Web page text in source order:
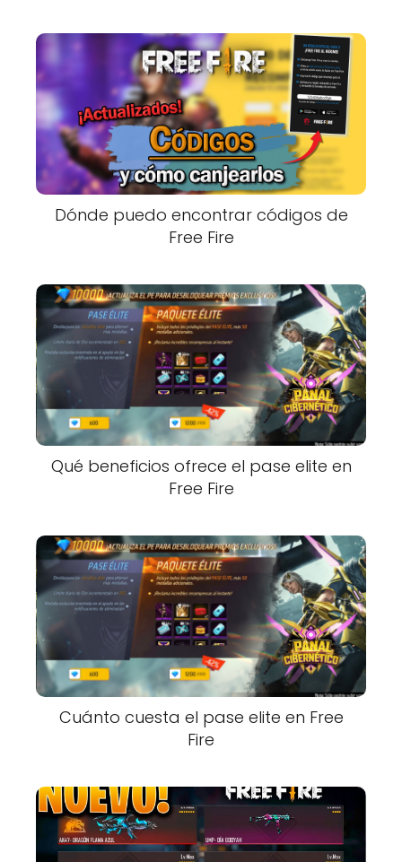
Dónde puedo encontrar códigos de
Free Fire
Qué beneficios ofrece el pase elite en
Free Fire
Cuánto cuesta el pase elite en Free
Fire